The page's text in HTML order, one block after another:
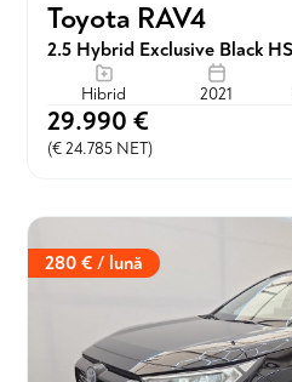
Toyota RAV4
2.5 Hybrid Exclusive Black
Hibrid 2021
29.990 €
(€ 24.785 NET)
280 € / lună